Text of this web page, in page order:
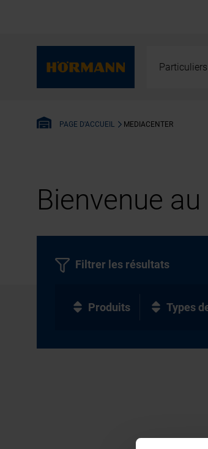
Particuliers
PAGE D'ACCUEIL MEDIACENTER
Bienvenue
Filtrer les résultats
Produits Types